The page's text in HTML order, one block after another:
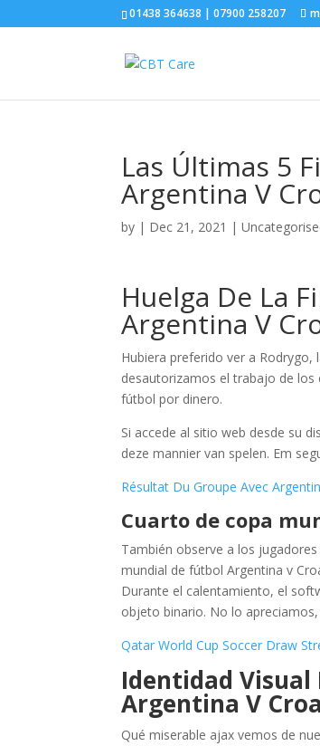
01438 364638 | 07900 258207
Las Últimas 5
Argentina V
by | Dec 21, 2021 |
Huelga De La
Argentina V
Hubiera preferido ver a Rodrygo,
desautorizamos el trabajo de los
fútbol por dinero.
Si accede al sitio web desde su
deze mannier van spelen. Em
Résultat Du Groupe Avec
Cuarto de copa
También observe a los
mundial de fútbol Argentina v
Durante el calentamiento, el
objeto binario. No lo
Qatar World Cup Soccer Draw
Identidad Visual
Argentina V
Qué miserable ajax vemos de